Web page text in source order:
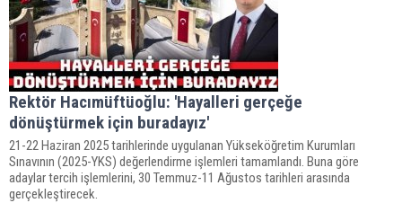
Rektör Hacımüftüoğlu: 'Hayalleri gerçeğe
dönüştürmek için buradayız'
21-22 Haziran 2025 tarihlerinde uygulanan Yükseköğretim Kurumları
Sınavının (2025-YKS) değerlendirme işlemleri tamamlandı. Buna göre
adaylar tercih işlemlerini, 30 Temmuz-11 Ağustos tarihleri arasında
gerçekleştirecek.